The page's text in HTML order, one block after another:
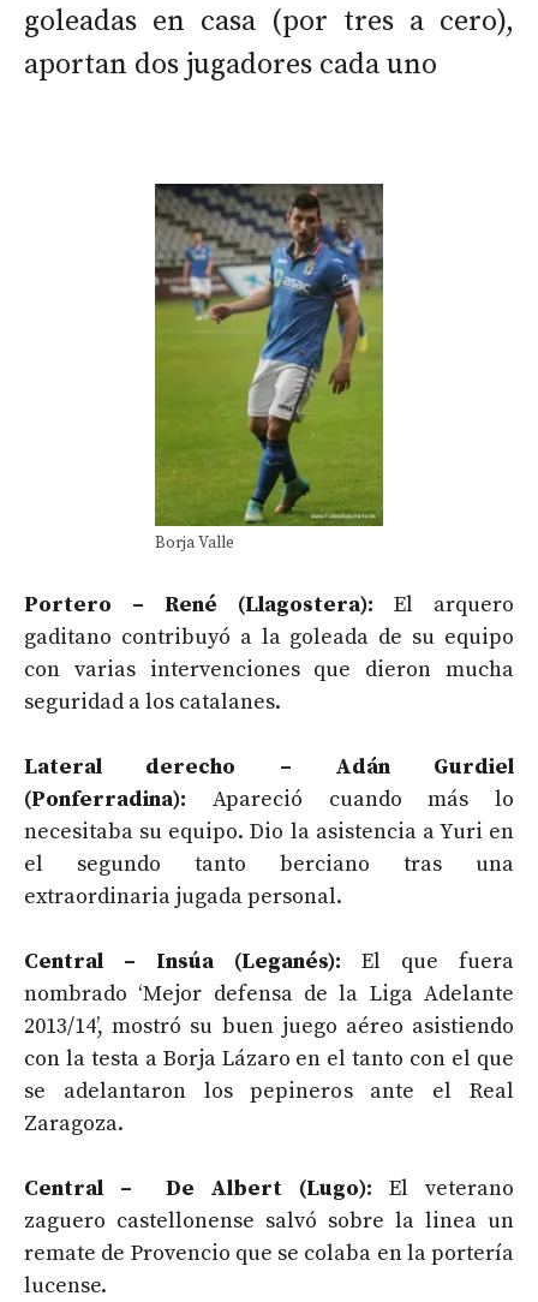
goleadas en casa (por tres a cero),
aportan dos jugadores cada uno
Borja Valle
Portero – René (Llagostera): El arquero
gaditano contribuyó a la goleada de su equipo
con varias intervenciones que dieron mucha
seguridad a los catalanes.
Lateral derecho – Adán Gurdiel
(Ponferradina): Apareció cuando más lo
necesitaba su equipo. Dio la asistencia a Yuri en
el segundo tanto berciano tras una
extraordinaria jugada personal.
Central – Insúa (Leganés): El que fuera
nombrado ‘Mejor defensa de la Liga Adelante
2013/14’, mostró su buen juego aéreo asistiendo
con la testa a Borja Lázaro en el tanto con el que
se adelantaron los pepineros ante el Real
Zaragoza.
Central – De Albert (Lugo): El veterano
zaguero castellonense salvó sobre la linea un
remate de Provencio que se colaba en la portería
lucense.